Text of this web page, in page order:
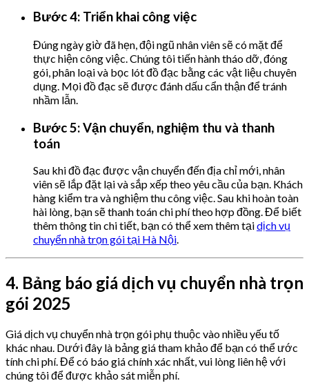
Bước 4: Triển khai công việc
Đúng ngày giờ đã hẹn, đội ngũ nhân viên sẽ có mặt để
thực hiện công việc. Chúng tôi tiến hành tháo dỡ, đóng
gói, phân loại và bọc lót đồ đạc bằng các vật liệu chuyên
dụng. Mọi đồ đạc sẽ được đánh dấu cẩn thận để tránh
nhầm lẫn.
Bước 5: Vận chuyển, nghiệm thu và thanh
toán
Sau khi đồ đạc được vận chuyển đến địa chỉ mới, nhân
viên sẽ lắp đặt lại và sắp xếp theo yêu cầu của bạn. Khách
hàng kiểm tra và nghiệm thu công việc. Sau khi hoàn toàn
hài lòng, bạn sẽ thanh toán chi phí theo hợp đồng. Để biết
thêm thông tin chi tiết, bạn có thể xem thêm tạidịch vụ
chuyển nhà trọn gói tại Hà Nội.
4. Bảng báo giá dịch vụ chuyển nhà trọn
gói 2025
Giá dịch vụ chuyển nhà trọn gói phụ thuộc vào nhiều yếu tố
khác nhau. Dưới đây là bảng giá tham khảo để bạn có thể ước
tính chi phí. Để có báo giá chính xác nhất, vui lòng liên hệ với
chúng tôi để được khảo sát miễn phí.